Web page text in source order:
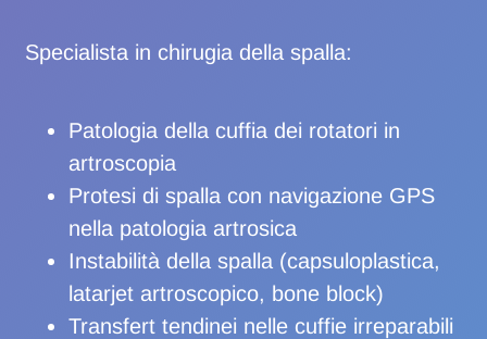
Specialista in chirugia della spalla:
Patologia della cuffia dei rotatori in
artroscopia
Protesi di spalla con navigazione GPS
nella patologia artrosica
Instabilità della spalla (capsuloplastica,
latarjet artroscopico, bone block)
Transfert tendinei nelle cuffie irreparabili